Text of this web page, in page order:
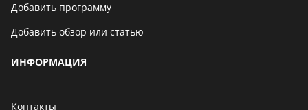
Добавить программу
Добавить обзор или статью
ИНФОРМАЦИЯ
Контакты